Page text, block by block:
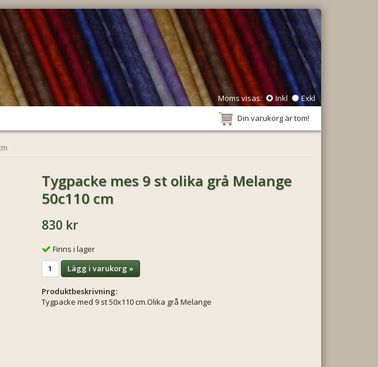
Moms visas: Inkl
Exkl
Din varukorg är tom!
Tygpacke mes 9 st olika grå Melange
50c110 cm
830 kr
Finns i lager
Lägg i varukorg »
Produktbeskrivning:
Tygpacke med 9 st 50x110 cm.Olika grå Melange